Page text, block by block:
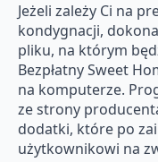
Jeżeli zależy Ci na
kondygnacji,
pliku, na którym
Bezpłatny Sweet
na komputerze.
ze strony
dodatki, które po
użytkownikowi na